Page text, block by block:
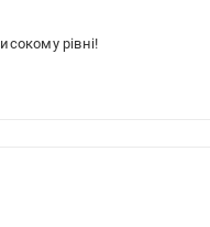
рівні!